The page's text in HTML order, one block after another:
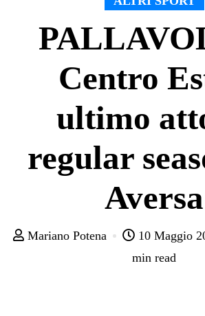
Centro
ultimo
regular
Aversa
Mariano Potena 10 Maggio
min read